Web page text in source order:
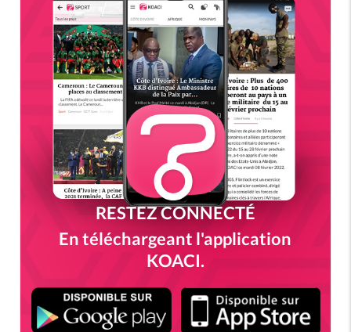
RESTEZ CONNECTÉ
En téléchargeant l'application
KOACI.